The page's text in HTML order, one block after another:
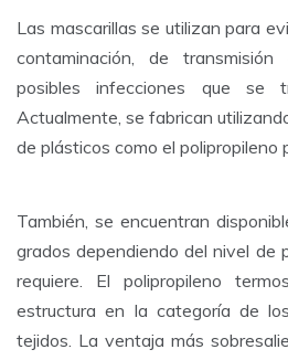
Las mascarillas se utilizan para
contaminación, de
posibles infecciones que se
Actualmente, se fabrican
de plásticos como el polipropileno
También, se encuentran
grados dependiendo del nivel de
requiere. El polipropileno
estructura en la categoría de
tejidos. La ventaja más